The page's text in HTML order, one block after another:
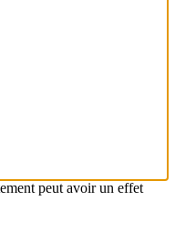
peut avoir un effet